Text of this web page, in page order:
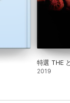
特選 THE
2019